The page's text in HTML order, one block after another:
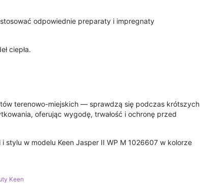
odpowiednie preparaty i impregnaty
ciepła.
terenowo-miejskich — sprawdzą się podczas krótszych
oferując wygodę, trwałość i ochronę przed
stylu w modelu Keen Jasper II WP M 1026607 w kolorze
Keen